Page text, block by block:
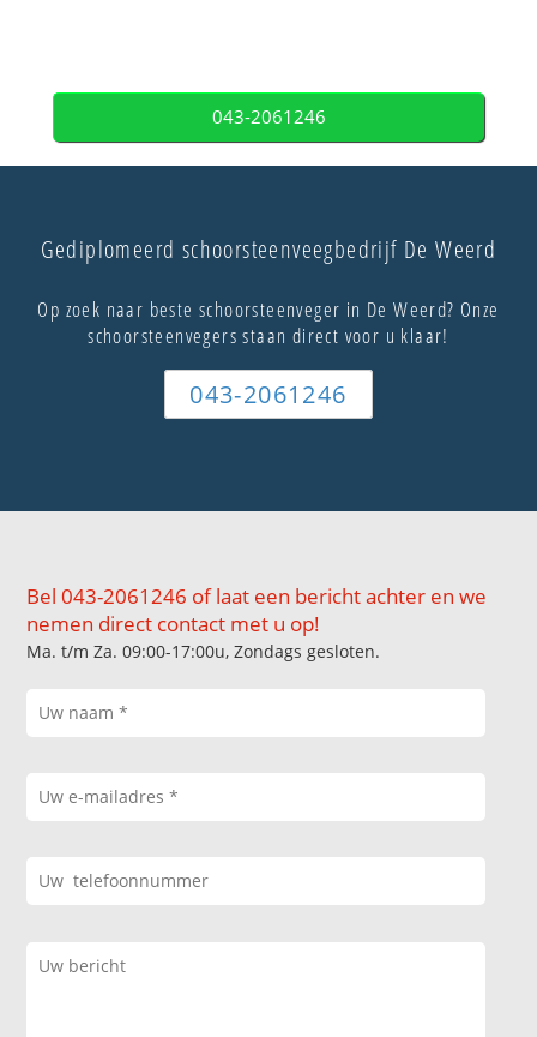
043-2061246
Gediplomeerd schoorsteenveegbedrijf De Weerd
Op zoek naar beste schoorsteenveger in De Weerd? Onze
schoorsteenvegers staan direct voor u klaar!
043-2061246
Bel 043-2061246 of laat een bericht achter en we
nemen direct contact met u op!
Ma. t/m Za. 09:00-17:00u, Zondags gesloten.